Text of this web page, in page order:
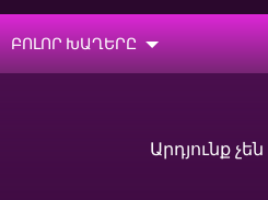
ԲՈԼՈՐ ԽԱՂԵՐԸ
Արդյունք